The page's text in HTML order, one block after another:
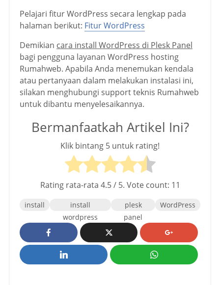
Pelajari fitur WordPress secara lengkap pada
halaman berikut: Fitur WordPress
Demikian cara install WordPress di Plesk Panel
bagi pengguna layanan WordPress hosting
Rumahweb. Apabila Anda menemukan kendala
atau pertanyaan dalam melakukan instalasi ini,
silakan menghubungi support teknis Rumahweb
untuk dibantu menyelesaikannya.
Bermanfaatkah Artikel Ini?
Klik bintang 5 untuk rating!
Rating rata-rata 4.5/ 5. Vote count: 11
install
install
wordpress
plesk
panel
WordPress